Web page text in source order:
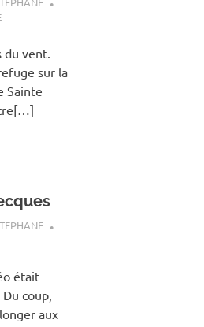
du vent.
sur la
Sainte
était
coup,
aux